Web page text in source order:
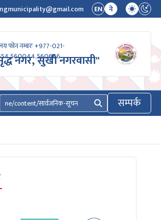
EN ने
फोन नम्बरः +977-021-
नगर, सुखी नगरवासी"
खोज्नुहोस् सम्पर्क